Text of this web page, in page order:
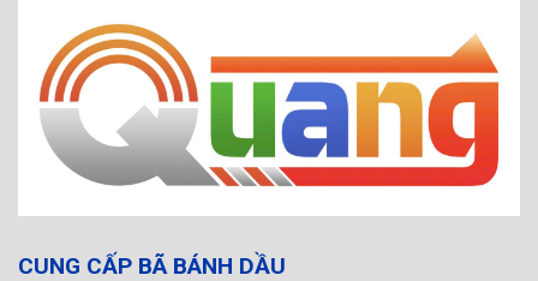
CUNG CẤP BÃ BÁNH DẦU